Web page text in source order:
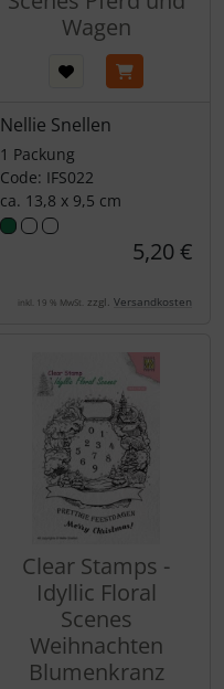
Wagen
Nellie Snellen
1 Packung
Code: IFS022
ca. 13,8 x 9,5 cm
5,20 €
inkl. 19 % MwSt. zzgl. Versandkosten
Clear Stamps -
Idyllic Floral
Scenes
Weihnachten
Blumenkranz